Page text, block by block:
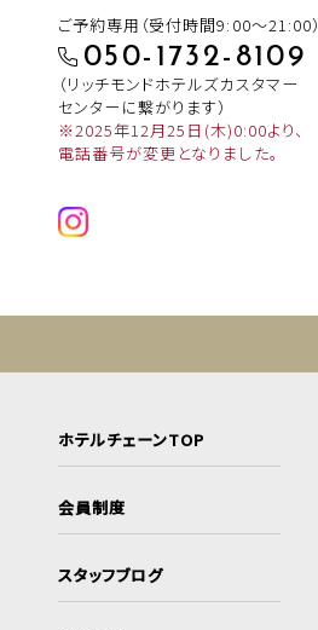
ご予約専用（受付時間9:00～21:00）
050-1732-8109
（リッチモンドホテルズカスタマー
センターに繋がります）
※2025年12月25日(木)0:00より、
電話番号が変更となりました。
ホテルチェーンTOP
会員制度
スタッフブログ